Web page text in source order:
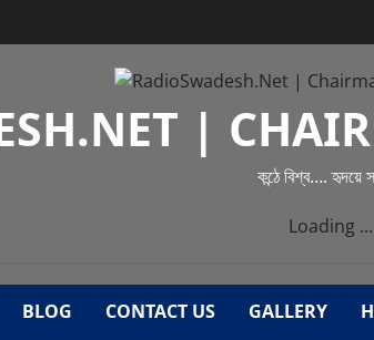
|
কন্ঠে বিশ্ব…. হৃদয়ে
Loading ...
BLOG CONTACT US GALLERY